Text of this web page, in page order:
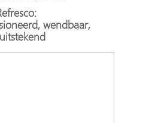
wendbaar,